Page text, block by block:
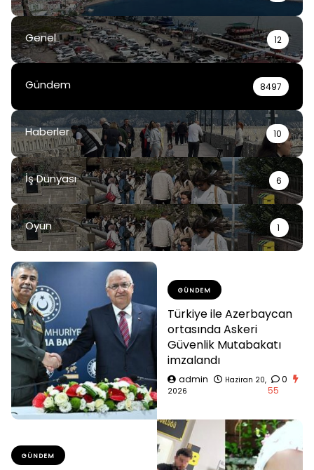
Genel 12
Gündem 8497
Haberler 10
İş Dünyası 6
Oyun 1
GÜNDEM
Türkiye ile Azerbaycan
ortasında Askeri
Güvenlik Mutabakatı
imzalandı
admin
Haziran 20,
2026
0
55
GÜNDEM